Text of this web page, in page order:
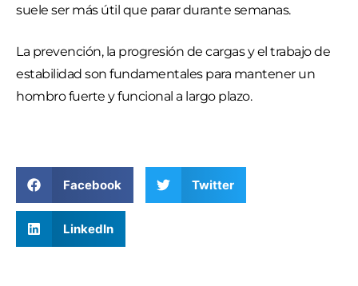
suele ser más útil que parar durante semanas.
La prevención, la progresión de cargas y el trabajo de
estabilidad son fundamentales para mantener un
hombro fuerte y funcional a largo plazo.
Facebook Twitter
LinkedIn